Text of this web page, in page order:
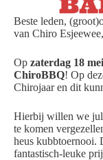
Beste leden,
van Chiro
Op zaterdag 18
ChiroBBQ! Op
Chirojaar en dit
Hierbij willen we
te komen
heus kubbtoernooi.
fantastisch-leuke